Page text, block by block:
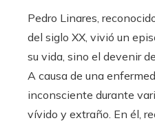
Pedro Linares,
del siglo XX, vivió un
su vida, sino el devenir
A causa de una
inconsciente durante
vívido y extraño. En él,